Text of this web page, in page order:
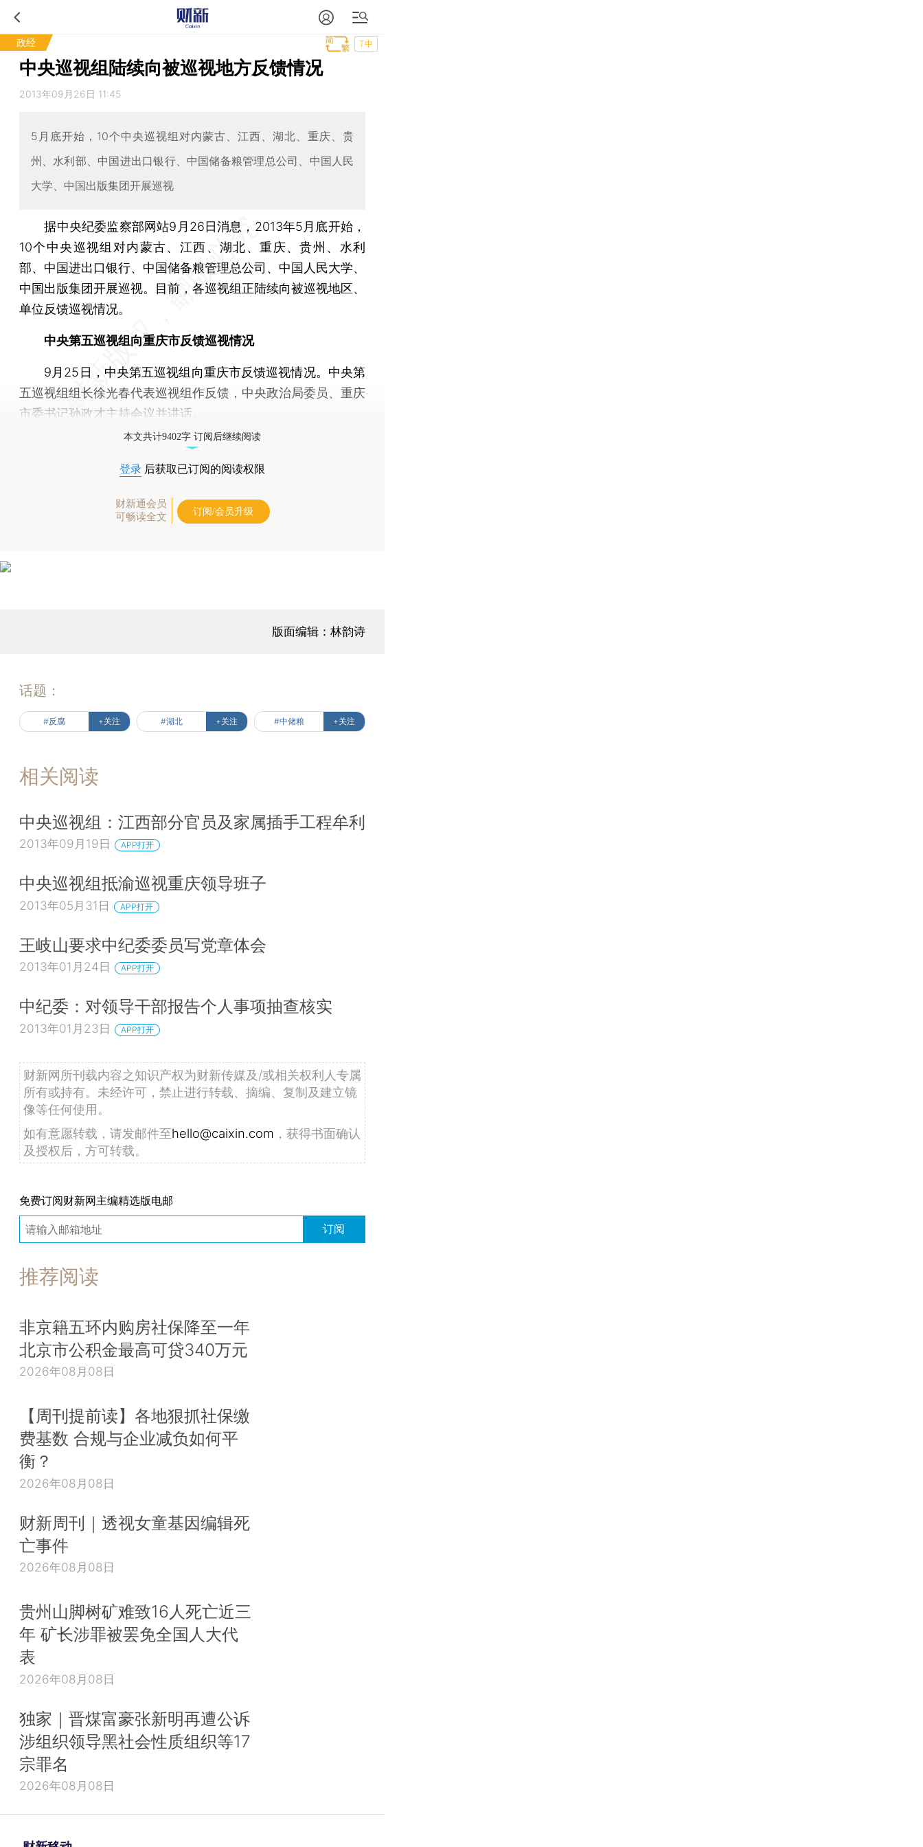
政经 T中
中央巡视组陆续向被巡视地方反馈情况
2013年09月26日 11:45
5月底开始，10个中央巡视组对内蒙古、江西、湖北、重庆、贵
州、水利部、中国进出口银行、中国储备粮管理总公司、中国人民
大学、中国出版集团开展巡视
据中央纪委监察部网站9月26日消息，2013年5月底开始，
10个中央巡视组对内蒙古、江西、湖北、重庆、贵州、水利
部、中国进出口银行、中国储备粮管理总公司、中国人民大学、
中国出版集团开展巡视。目前，各巡视组正陆续向被巡视地区、
单位反馈巡视情况。
中央第五巡视组向重庆市反馈巡视情况
9月25日，中央第五巡视组向重庆市反馈巡视情况。中央第
五巡视组组长徐光春代表巡视组作反馈，中央政治局委员、重庆
市委书记孙政才主持会议并讲话。
本文共计9402字 订阅后继续阅读
登录 后获取已订阅的阅读权限
财新通会员
可畅读全文
订阅/会员升级
版面编辑：林韵诗
话题：
#反腐 +关注 #湖北 +关注 #中储粮 +关注
相关阅读
中央巡视组：江西部分官员及家属插手工程牟利
2013年09月19日 APP打开
中央巡视组抵渝巡视重庆领导班子
2013年05月31日 APP打开
王岐山要求中纪委委员写党章体会
2013年01月24日 APP打开
中纪委：对领导干部报告个人事项抽查核实
2013年01月23日 APP打开
财新网所刊载内容之知识产权为财新传媒及/或相关权利人专属
所有或持有。未经许可，禁止进行转载、摘编、复制及建立镜
像等任何使用。
如有意愿转载，请发邮件至hello@caixin.com ，获得书面确认
及授权后，方可转载。
免费订阅财新网主编精选版电邮
订阅
推荐阅读
非京籍五环内购房社保降至一年
北京市公积金最高可贷340万元
2026年08月08日
【周刊提前读】各地狠抓社保缴
费基数 合规与企业减负如何平
衡？
2026年08月08日
财新周刊｜透视女童基因编辑死
亡事件
2026年08月08日
贵州山脚树矿难致16人死亡近三
年 矿长涉罪被罢免全国人大代
表
2026年08月08日
独家｜晋煤富豪张新明再遭公诉
涉组织领导黑社会性质组织等17
宗罪名
2026年08月08日